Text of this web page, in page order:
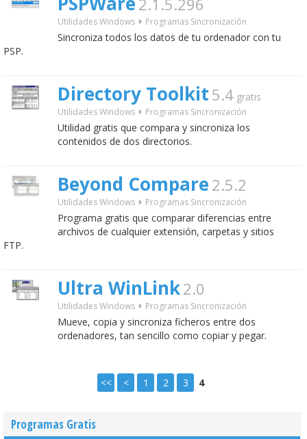
2.1.5.296
Utilidades Windows Programas Sincronización
Sincroniza todos los datos de tu ordenador con tu
PSP.
Directory Toolkit 5.4 gratis
Utilidades Windows Programas Sincronización
Utilidad gratis que compara y sincroniza los
contenidos de dos directorios.
Beyond Compare 2.5.2
Utilidades Windows Programas Sincronización
Programa gratis que comparar diferencias entre
archivos de cualquier extensión, carpetas y sitios
FTP.
Ultra WinLink2.0
Utilidades Windows Programas Sincronización
Mueve, copia y sincroniza ficheros entre dos
ordenadores, tan sencillo como copiar y pegar.
<< < 1 2 3 4
Programas Gratis